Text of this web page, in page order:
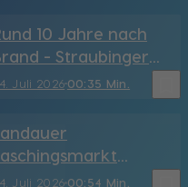
Juli 202600:35 Min.
10 Jahre nach
- Straubinger
hat sein
Türmchen wieder (SR)
Juli 202600:54 Min.vor